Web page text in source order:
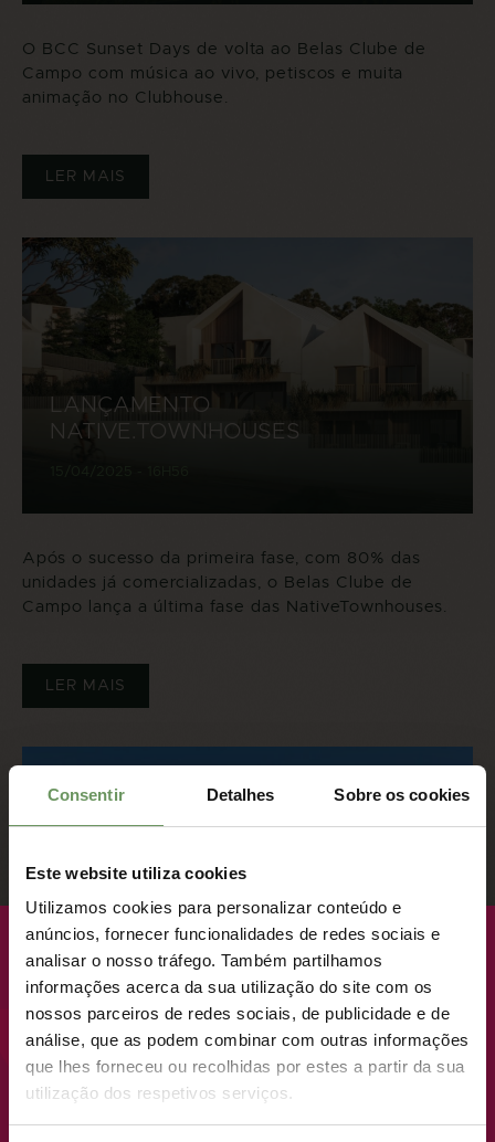
Consentir Detalhes Sobre os cookies
Este website utiliza cookies
Utilizamos cookies para personalizar conteúdo e
anúncios, fornecer funcionalidades de redes sociais e
analisar o nosso tráfego. Também partilhamos
informações acerca da sua utilização do site com os
nossos parceiros de redes sociais, de publicidade e de
análise, que as podem combinar com outras informações
que lhes forneceu ou recolhidas por estes a partir da sua
utilização dos respetivos serviços.
O BCC Sunset Days de volta ao Belas Clube de
Campo com música ao vivo, petiscos e muita
animação no Clubhouse.
LER MAIS
LANÇAMENTO
NATIVE.TOWNHOUSES
Após o sucesso da primeira fase, com 80% das
unidades já comercializadas, o Belas Clube de
Campo lança a última fase das NativeTownhouses.
LER MAIS
INOVAÇÃO NO GOLFE
10/04/2025 - 16H41
Está agora totalmente operacional o investimento no
Golfe do Belas Clube de Campo com os novos
BREVEMENTE
NOVO LANÇAMENTO · LOTES PREMIUM
ONDE VIVER COMO UM
REI TEM OUTRO
SIGNIFICADO.